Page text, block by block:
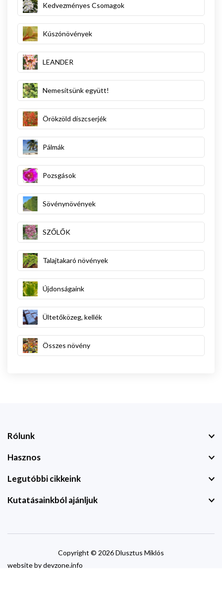
Kedvezményes Csomagok
Kúszónövények
LEANDER
Nemesítsünk együtt!
Örökzöld díszcserjék
Pálmák
Pozsgások
Sövénynövények
SZŐLŐK
Talajtakaró növények
Újdonságaink
Ültetőközeg, kellék
Összes növény
Rólunk
Hasznos
Legutóbbi cikkeink
Kutatásainkból ajánljuk
Copyright © 2026 Dlusztus Miklós
website bydevzone.info